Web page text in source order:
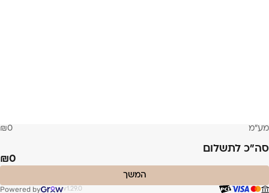
מע״מ 0
סה״כ לתשלום
0
המשך
Powered by v1.29.0